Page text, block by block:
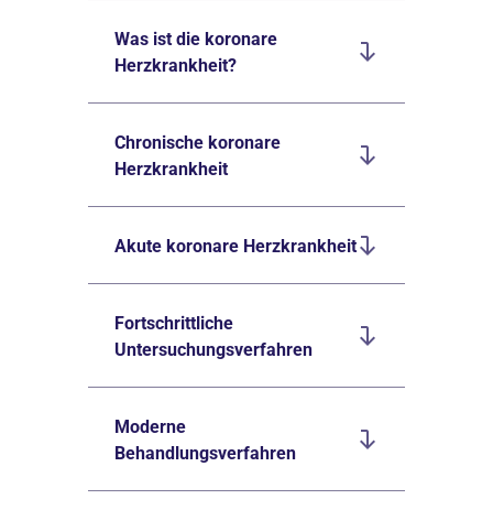
Was ist die koronare
Herzkrankheit?
Chronische koronare
Herzkrankheit
Akute koronare Herzkrankheit
Fortschrittliche
Untersuchungsverfahren
Moderne
Behandlungsverfahren